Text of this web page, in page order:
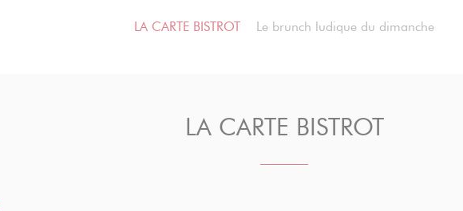
LA CARTE BISTROT Le brunch ludique du dimanche
LA CARTE BISTROT